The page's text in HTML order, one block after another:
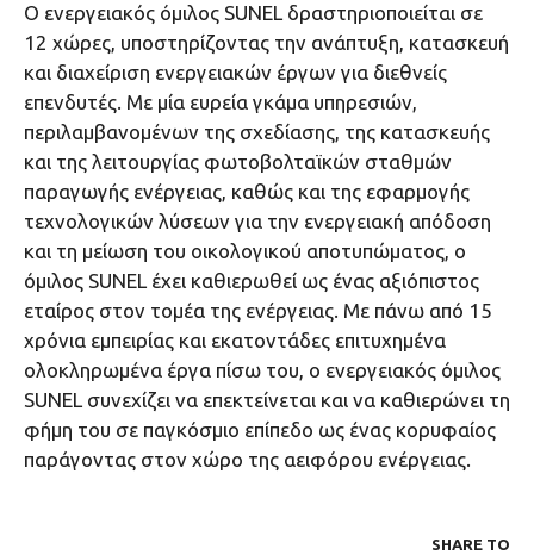
Ο ενεργειακός όμιλος SUNEL δραστηριοποιείται σε
12 χώρες, υποστηρίζοντας την ανάπτυξη, κατασκευή
και διαχείριση ενεργειακών έργων για διεθνείς
επενδυτές. Με μία ευρεία γκάμα υπηρεσιών,
περιλαμβανομένων της σχεδίασης, της κατασκευής
και της λειτουργίας φωτοβολταϊκών σταθμών
παραγωγής ενέργειας, καθώς και της εφαρμογής
τεχνολογικών λύσεων για την ενεργειακή απόδοση
και τη μείωση του οικολογικού αποτυπώματος, ο
όμιλος SUNEL έχει καθιερωθεί ως ένας αξιόπιστος
εταίρος στον τομέα της ενέργειας. Με πάνω από 15
χρόνια εμπειρίας και εκατοντάδες επιτυχημένα
ολοκληρωμένα έργα πίσω του, ο ενεργειακός όμιλος
SUNEL συνεχίζει να επεκτείνεται και να καθιερώνει τη
φήμη του σε παγκόσμιο επίπεδο ως ένας κορυφαίος
παράγοντας στον χώρο της αειφόρου ενέργειας.
SHARE ΤΟ